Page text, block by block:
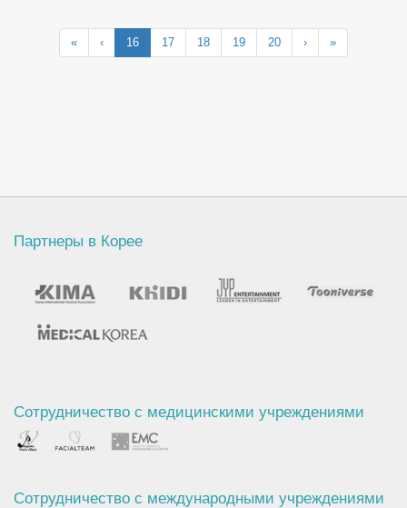
« ‹ 16 17 18 19 20 › »
Партнеры в Корее
Сотрудничество с медицинскими учреждениями
Сотрудничество с международными учреждениями